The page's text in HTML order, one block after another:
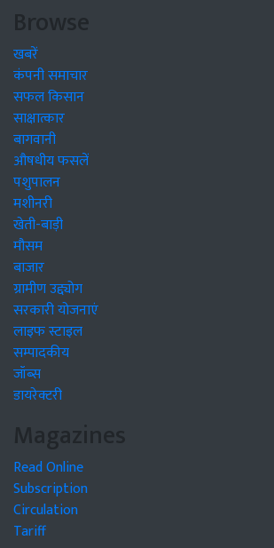
Browse
खबरें
कंपनी समाचार
सफल किसान
साक्षात्कार
बागवानी
औषधीय फसलें
पशुपालन
मशीनरी
खेती-बाड़ी
मौसम
बाजार
ग्रामीण उद्द्योग
सरकारी योजनाएं
लाइफ स्टाइल
सम्पादकीय
जॉब्स
डायरेक्टरी
Magazines
Read Online
Subscription
Circulation
Tariff